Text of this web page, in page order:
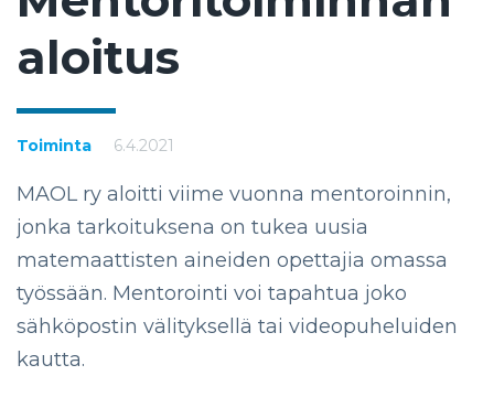
aloi­tus
Toiminta 6.4.2021
MAOL ry aloitti viime vuonna mentoroinnin,
jonka tarkoituksena on tukea uusia
matemaattisten aineiden opettajia omassa
työssään. Mentorointi voi tapahtua joko
sähköpostin välityksellä tai videopuheluiden
kautta.